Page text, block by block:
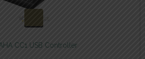
สอบถามและสั่งซื้อสินค้า
CC1 USB Controller